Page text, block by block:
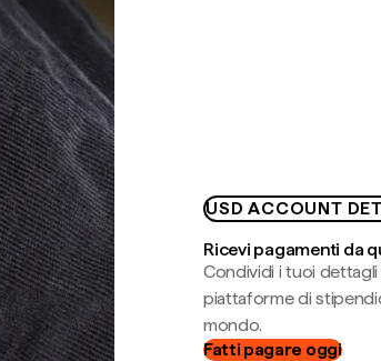
USD ACCOUNT
Ricevi pagamenti da
Condividi i tuoi dettagli
piattaforme di
mondo.
Fatti pagare oggi